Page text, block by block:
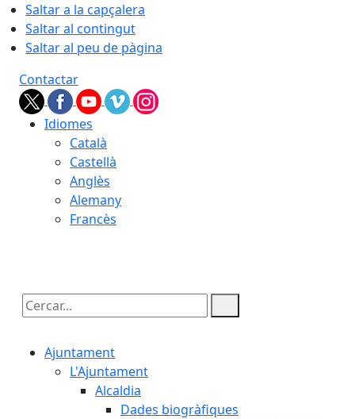
Saltar a la capçalera
Saltar al contingut
Saltar al peu de pàgina
Contactar
Idiomes
Català
Castellà
Anglès
Alemany
Francès
Cercar:
Ajuntament
L'Ajuntament
Alcaldia
Dades biogràfiques